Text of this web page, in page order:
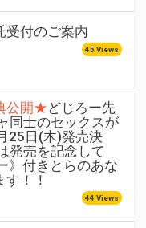
受付のご案内
45 Views
公開★どじろー先
同士のセックスが
25日(木)発売決
発売を記念して
》付きとらのあな
！！
44 Views